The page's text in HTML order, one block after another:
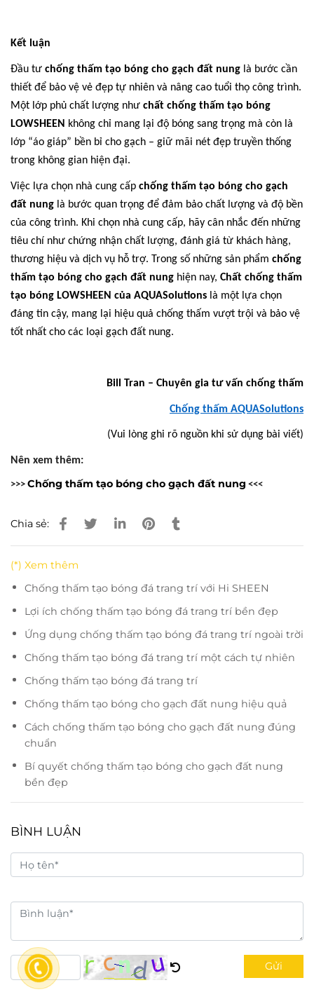
Kết luận
Đầu tư chống thấm tạo bóng cho gạch đất nung là bước cần
thiết để bảo vệ vẻ đẹp tự nhiên và nâng cao tuổi thọ công trình.
Một lớp phủ chất lượng như chất chống thấm tạo bóng
LOWSHEEN không chỉ mang lại độ bóng sang trọng mà còn là
lớp “áo giáp” bền bỉ cho gạch – giữ mãi nét đẹp truyền thống
trong không gian hiện đại.
Việc lựa chọn nhà cung cấp chống thấm tạo bóng cho gạch
đất nung là bước quan trọng để đảm bảo chất lượng và độ bền
của công trình. Khi chọn nhà cung cấp, hãy cân nhắc đến những
tiêu chí như chứng nhận chất lượng, đánh giá từ khách hàng,
thương hiệu và dịch vụ hỗ trợ. Trong số những sản phẩm chống
thấm tạo bóng cho gạch đất nung hiện nay, Chất chống thấm
tạo bóng LOWSHEEN của AQUASolutions là một lựa chọn
đáng tin cậy, mang lại hiệu quả chống thấm vượt trội và bảo vệ
tốt nhất cho các loại gạch đất nung.
Bill Tran – Chuyên gia tư vấn chống thấm
Chống thấm AQUASolutions
(Vui lòng ghi rõ nguồn khi sử dụng bài viết)
Nên xem thêm:
>>> Chống thấm tạo bóng cho gạch đất nung <<<
Chia sẻ:
(*) Xem thêm
Chống thấm tạo bóng đá trang trí với Hi SHEEN
Lợi ích chống thấm tạo bóng đá trang trí bền đẹp
Ứng dụng chống thấm tạo bóng đá trang trí ngoài trời
Chống thấm tạo bóng đá trang trí một cách tự nhiên
Chống thấm tạo bóng đá trang trí
Chống thấm tạo bóng cho gạch đất nung hiệu quả
Cách chống thấm tạo bóng cho gạch đất nung đúng
chuẩn
Bí quyết chống thấm tạo bóng cho gạch đất nung
bền đẹp
BÌNH LUẬN
Gửi